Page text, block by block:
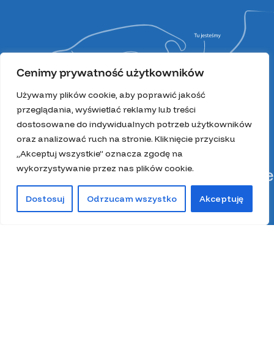
Cenimy prywatność użytkowników
Używamy plików cookie, aby poprawić jakość
przeglądania, wyświetlać reklamy lub treści
dostosowane do indywidualnych potrzeb użytkowników
oraz analizować ruch na stronie. Kliknięcie przycisku
„Akceptuj wszystkie” oznacza zgodę na
wykorzystywanie przez nas plików cookie.
Dostosuj Odrzucam wszystko Akceptuję
Kategorie
Kit pszczeli
0